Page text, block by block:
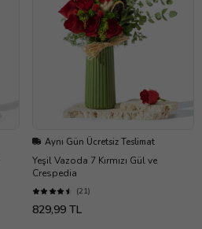
Aynı Gün Ücretsiz Teslimat
Yeşil Vazoda 7 Kırmızı Gül ve
Crespedia
(21)
829,99 TL